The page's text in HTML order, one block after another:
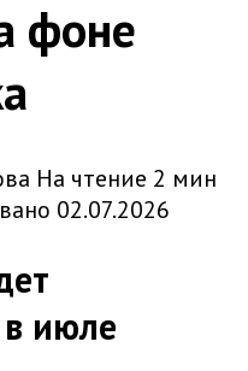
фоне
На чтение 2 мин
02.07.2026
июле